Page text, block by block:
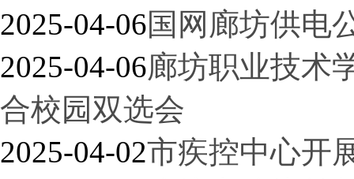
2025-04-06国网廊坊供电
2025-04-06廊坊职业技术
合校园双选会
2025-04-02市疾控中心开